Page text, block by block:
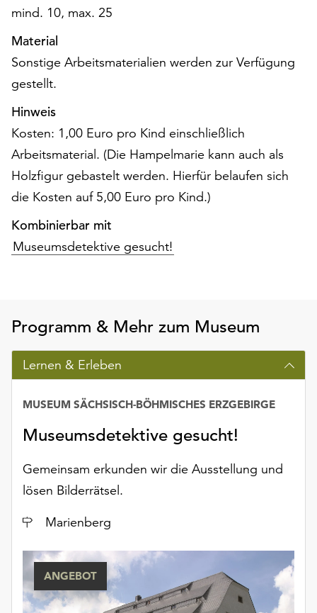
Ihr
Einverständnis
ausgeführt.
Möchten
Sie
die
verwendeten
Cookies
anpassen,
erreichen
die
Einstellungen
über
Weitere
Informationen
finden
Sie
Datenschutzerklärung
dem
mind. 10, max. 25
Material
Sonstige Arbeitsmaterialien werden zur Verfügung
gestellt.
Hinweis
Kosten: 1,00 Euro pro Kind einschließlich
Arbeitsmaterial. (Die Hampelmarie kann auch als
Holzfigur gebastelt werden. Hierfür belaufen sich
die Kosten auf 5,00 Euro pro Kind.)
Kombinierbar mit
Museumsdetektive gesucht!
Programm & Mehr zum Museum
Lernen & Erleben
Museumsdetektive gesucht!
MUSEUM SÄCHSISCH-BÖHMISCHES ERZGEBIRGE
Gemeinsam erkunden wir die Ausstellung und
lösen Bilderrätsel.
Ort
Marienberg
ANGEBOT